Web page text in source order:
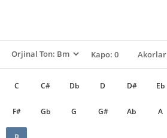
Kapo: 0 Akorlar
C C# Db D D# Eb
F# Gb G G# Ab A